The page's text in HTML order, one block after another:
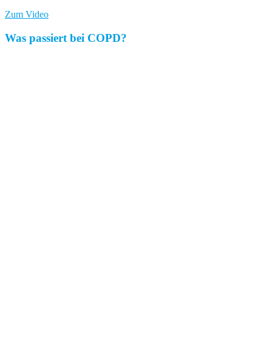
Zum Video
Was passiert bei COPD?